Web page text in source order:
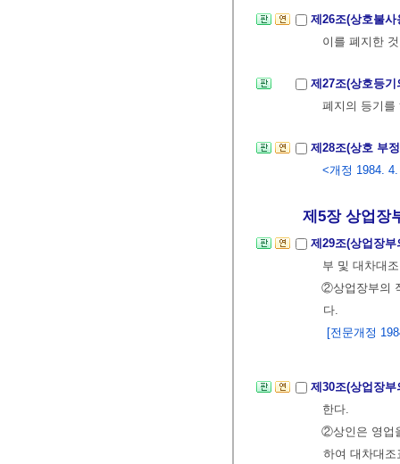
제26조(상호불
이를 폐지한
제27조(상호등
폐지의 등기를
제28조(상호 부
<개정 1984.
제5장 상업장
제29조(상업장
부 및 대차대
②상업장부의
다.
[전문개정
제30조(상업장
한다.
②상인은 영업
하여 대차대